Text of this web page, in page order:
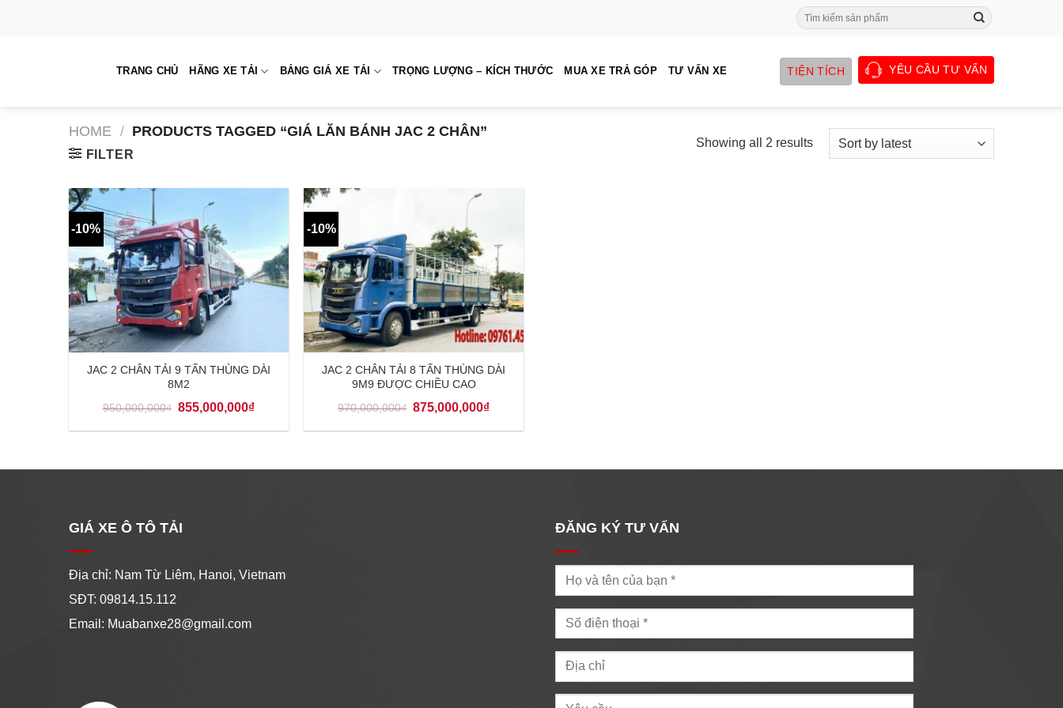
Search
for:
TRANG CHỦ HÃNG XE TẢI BẢNG GIÁ XE TẢI TRỌNG LƯỢNG – KÍCH THƯỚC MUA XE TRẢ GÓP TƯ VẤN XE TIỆN TÍCH YÊU CẦU TƯ VẤN
HOME / PRODUCTS TAGGED “GIÁ LĂN BÁNH JAC 2 CHÂN”
FILTER
Showing all 2 results
-10%
JAC 2 CHÂN TẢI 9 TẤN THÙNG DÀI
8M2
950,000,000₫ 855,000,000₫
-10%
JAC 2 CHÂN TẢI 8 TẤN THÙNG DÀI
9M9 ĐƯỢC CHIỀU CAO
970,000,000₫ 875,000,000₫
GIÁ XE Ô TÔ TẢI
Địa chỉ: Nam Từ Liêm, Hanoi, Vietnam
SĐT: 09814.15.112
Email: Muabanxe28@gmail.com
ĐĂNG KÝ TƯ VẤN